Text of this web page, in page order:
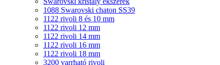
1088 Swarovski chaton SS39
1122 rivoli 8 és 10 mm
1122 rivoli 12 mm
1122 rivoli 14 mm
1122 rivoli 16 mm
1122 rivoli 18 mm
3200 varrható rivoli